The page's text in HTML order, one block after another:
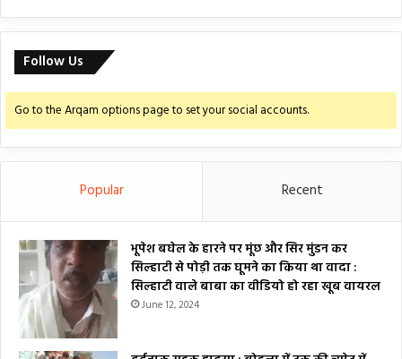
Follow Us
Go to the Arqam options page to set your social accounts.
Popular Recent
भूपेश बघेल के हारने पर मूंछ और सिर मुंडन कर
सिल्हाटी से पोड़ी तक घूमने का किया था वादा :
सिल्हाटी वाले बाबा का वीडियो हो रहा खूब वायरल
June 12, 2024